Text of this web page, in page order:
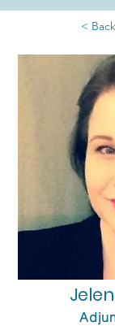
< Back